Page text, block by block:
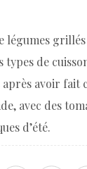
légumes
de
avoir fait
avec des
d’été.